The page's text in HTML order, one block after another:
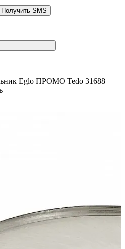
Получить SMS
Eglo ПРОМО Tedo 31688